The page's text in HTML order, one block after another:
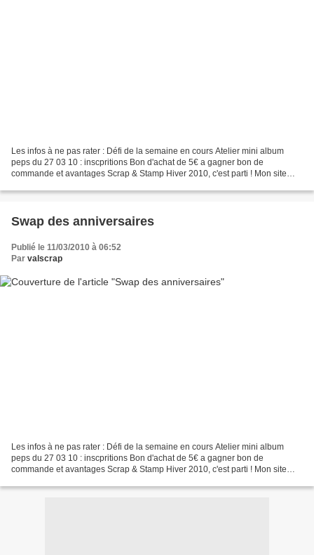
Les infos à ne pas rater : Défi de la semaine en cours Atelier mini album
peps du 27 03 10 : inscpritions Bon d'achat de 5€ a gagner bon de
commande et avantages Scrap & Stamp Hiver 2010, c'est parti ! Mon site
Swap des anniversaires
Publié le 11/03/2010 à 06:52
Par valscrap
Les infos à ne pas rater : Défi de la semaine en cours Atelier mini album
peps du 27 03 10 : inscpritions Bon d'achat de 5€ a gagner bon de
commande et avantages Scrap & Stamp Hiver 2010, c'est parti ! Mon site